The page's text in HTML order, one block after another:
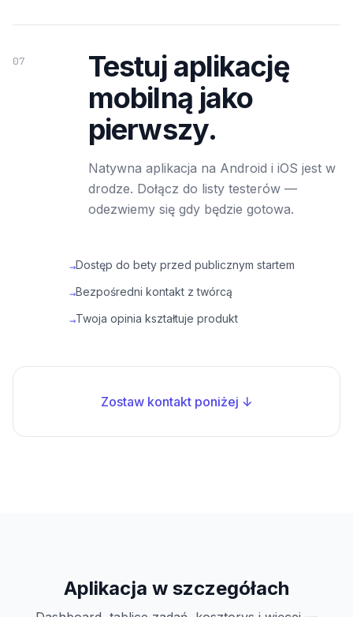
07
Testuj aplikację
mobilną jako
pierwszy.
Natywna aplikacja na Android i iOS jest w
drodze. Dołącz do listy testerów —
odezwiemy się gdy będzie gotowa.
→Dostęp do bety przed publicznym startem
→Bezpośredni kontakt z twórcą
→Twoja opinia kształtuje produkt
Zostaw kontakt poniżej ↓
Aplikacja w szczegółach